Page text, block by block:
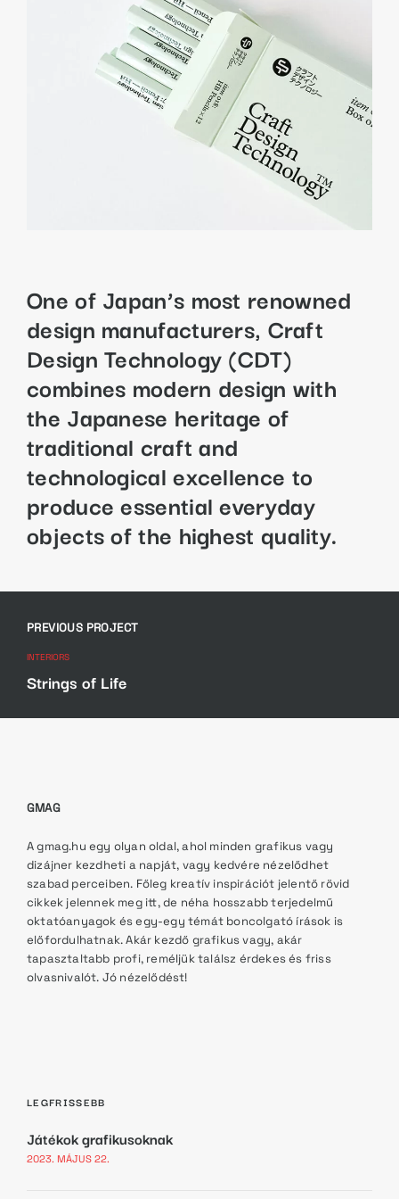
One of Japan’s most renowned
design manufacturers, Craft
Design Technology (CDT)
combines modern design with
the Japanese heritage of
traditional craft and
technological excellence to
produce essential everyday
objects of the highest quality.
navigáció
PREVIOUS PROJECT
INTERIORS
Strings of Life
GMAG
A gmag.hu egy olyan oldal, ahol minden grafikus vagy
dizájner kezdheti a napját, vagy kedvére nézelődhet
szabad perceiben. Főleg kreatív inspirációt jelentő rövid
cikkek jelennek meg itt, de néha hosszabb terjedelmű
oktatóanyagok és egy-egy témát boncolgató írások is
előfordulhatnak. Akár kezdő grafikus vagy, akár
tapasztaltabb profi, reméljük találsz érdekes és friss
olvasnivalót. Jó nézelődést!
LEGFRISSEBB
Játékok grafikusoknak
2023. MÁJUS 22.